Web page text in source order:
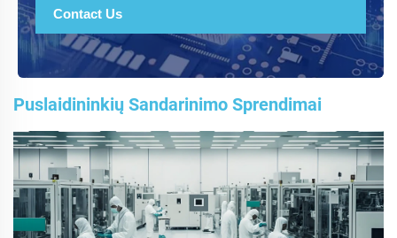
Contact Us
Puslaidininkių Sandarinimo Sprendimai